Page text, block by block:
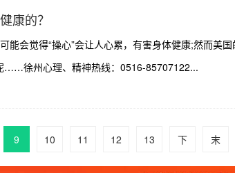
康的？
能会觉得“操心”会让人心累，有害身体健康;然而美
……徐州心理、精神热线：0516-85707122...
9 10 11 12 13 下 末